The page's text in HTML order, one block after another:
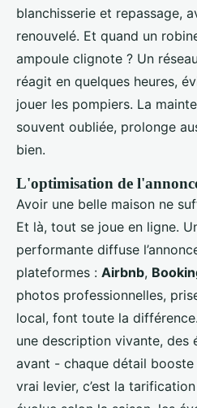
blanchisserie et repassage,
renouvelé. Et quand un
ampoule clignote ? Un
réagit en quelques heures,
jouer les pompiers. La
souvent oubliée, prolonge
bien.
L'optimisation de
Avoir une belle maison ne
Et là, tout se joue en ligne.
performante diffuse
plateformes : Airbnb,
photos professionnelles,
local, font toute la
une description vivante, des
avant - chaque détail
vrai levier, c’est la